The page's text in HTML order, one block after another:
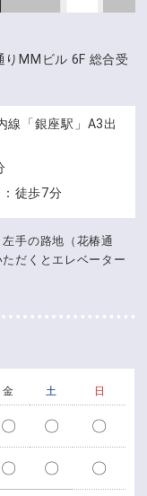
りMMビル 6F 総合受
線「銀座駅」A3出
徒歩7分
手の路地（花椿通
だくとエレベーター
金 土 日
〇 〇 〇
〇 〇 〇